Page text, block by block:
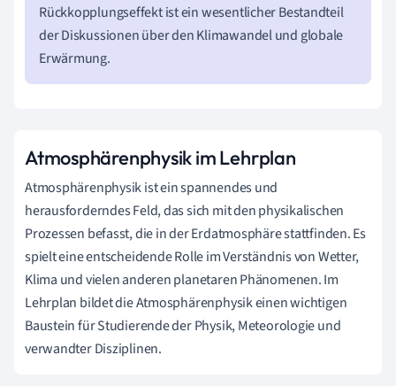
Rückkopplungseffekt ist ein wesentlicher Bestandteil
der Diskussionen über den Klimawandel und globale
Erwärmung.
Atmosphärenphysik im Lehrplan
Atmosphärenphysik ist ein spannendes und
herausforderndes Feld, das sich mit den physikalischen
Prozessen befasst, die in der Erdatmosphäre stattfinden. Es
spielt eine entscheidende Rolle im Verständnis von Wetter,
Klima und vielen anderen planetaren Phänomenen. Im
Lehrplan bildet die Atmosphärenphysik einen wichtigen
Baustein für Studierende der Physik, Meteorologie und
verwandter Disziplinen.